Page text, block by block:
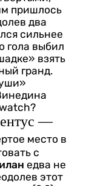
пришлось
два
сильнее
гола выбил
взять
гранд.
—
место в
с
едва не
этот